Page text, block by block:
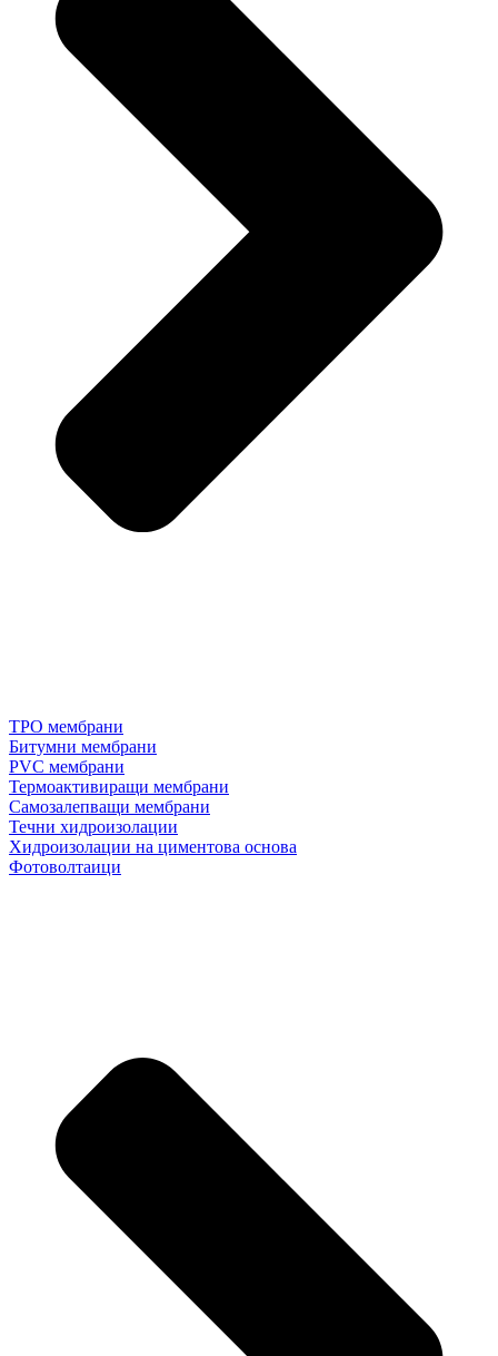
TPO мембрани
Битумни мембрани
PVC мембрани
Термоактивиращи мембрани
Самозалепващи мембрани
Течни хидроизолации
Хидроизолации на циментова основа
Фотоволтаици